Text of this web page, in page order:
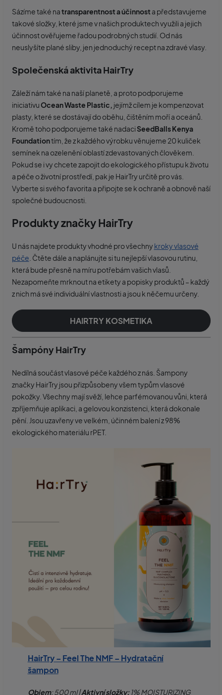
Sázíme také natransparentnost a účinnost a představujeme
takové složky, které jsme v našich produktech využili a jejich
účinnost ověřujeme řadou podrobných studií. Od nás
neuslyšíte plané sliby, jen jednoduchý recept na zdravé vlasy.
Společenská aktivita HairTry
Záleží nám také na naší planetě, a proto podporujeme
iniciativuOcean Waste Plastic, jejímž cílem je kompenzovat
plasty, které se dostávají do oběhu, čištěním moří a oceánů.
Kromě toho podporujeme také nadaciSeedBalls Kenya
Foundationtím, že z každého výrobku věnujeme 20 kuliček
semínek na ozelenění oblastí zdevastovaných člověkem.
Pokud se i vy chcete zapojit do ekologického přístupu k životu
a péče o životní prostředí, pak je HairTry určitě pro vás.
Vyberte si svého favorita a připojte se k ochraně a obnově naší
společné budoucnosti.
Produkty značky HairTry
U nás najdete produkty vhodné pro všechny kroky vlasové
péče . Čtěte dále a naplánujte si tu nejlepší vlasovou rutinu,
která bude přesně na míru potřebám vašich vlasů.
Nezapomeňte mrknout na etikety a popisky produktů – každý
z nich má své individuální vlastnosti a jsou k něčemu určeny.
HAIRTRY KOSMETIKA
Šampóny HairTry
Nedílná součást vlasové péče každého z nás. Šampony
značky HairTry jsou přizpůsobeny všem typům vlasové
pokožky. Všechny mají svěží, lehce parfémovanou vůni, která
zpříjemňuje aplikaci, a gelovou konzistenci, která dokonale
pění. Jsou uzavřeny ve velkém, účinném balení z 98%
ekologického materiálu rPET.
HairTry – Feel The NMF – Hydratační
šampon
Objem: 500 ml |Aktivní složky:1% MOISTURIZING